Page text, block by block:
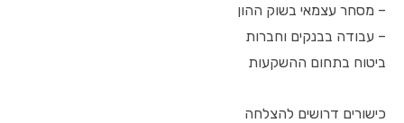
– מסחר עצמאי בשוק ההון
– עבודה בבנקים וחברות
ביטוח בתחום ההשקעות
כישורים דרושים להצלחה